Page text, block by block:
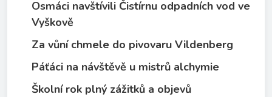
Osmáci navštívili Čistírnu odpadních vod ve
Vyškově
Za vůní chmele do pivovaru Vildenberg
Páťáci na návštěvě u mistrů alchymie
Školní rok plný zážitků a objevů